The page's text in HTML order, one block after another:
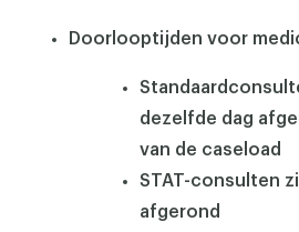
Doorlooptijden voor
dezelfde dag
van de caseload
STAT-consulten
afgerond